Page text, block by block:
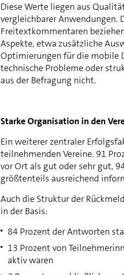
Diese Werte liegen aus
vergleichbarer Anwendungen.
Freitextkommentaren
Aspekte, etwa zusätzliche
Optimierungen für die mobile
technische Probleme oder
aus der Befragung nicht.
Starke Organisation in den
Ein weiterer zentraler
teilnehmenden Vereine. 91
vor Ort als gut oder sehr gut,
größtenteils ausreichend
Auch die Struktur der
in der Basis:
84 Prozent der Antworten
13 Prozent von
aktiv waren